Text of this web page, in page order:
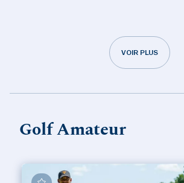
VOIR PLUS
Golf Amateur